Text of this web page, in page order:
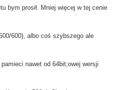
bym prosił. Mniej więcej w tej cenie
600), albo coś szybszego ale
nawet od 64bit;owej wersji